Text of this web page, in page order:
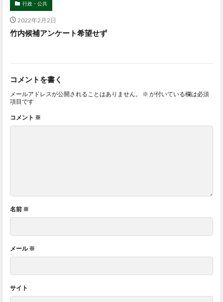
行政・公共
2022年2月2日
竹内候補アンケート希望せず
コメントを書く
メールアドレスが公開されることはありません。 ※ が付いている欄は必須
項目です
コメント ※
名前 ※
メール※
サイト